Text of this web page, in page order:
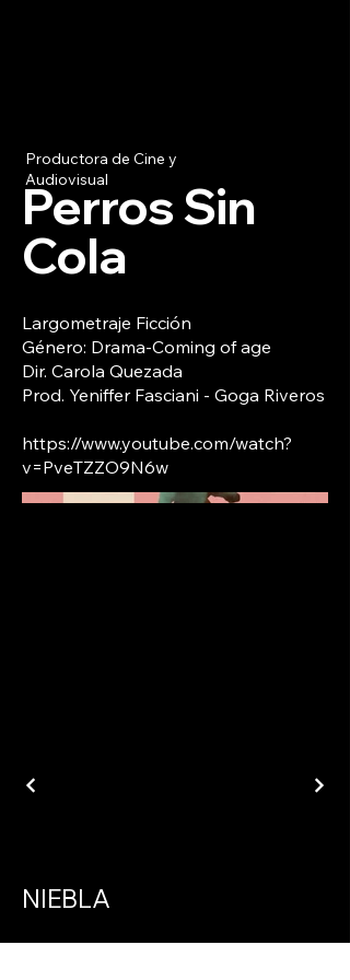
Productora de Cine y
Audiovisual
Perros Sin
Cola
Largometraje Ficción
Género: Drama-Coming of age
Dir. Carola Quezada
Prod. Yeniffer Fasciani - Goga Riveros
https://www.youtube.com/watch?
v=PveTZZO9N6w
NIEBLA